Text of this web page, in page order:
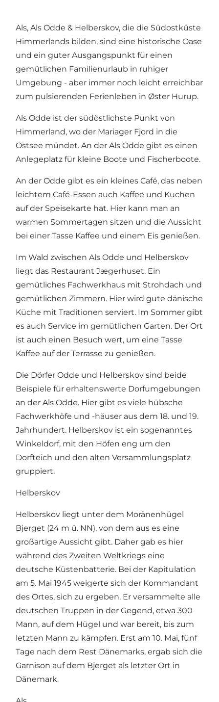
Als, Als Odde & Helberskov, die die Südostküste
Himmerlands bilden, sind eine historische Oase
und ein guter Ausgangspunkt für einen
gemütlichen Familienurlaub in ruhiger
Umgebung - aber immer noch leicht erreichbar
zum pulsierenden Ferienleben in Øster Hurup.
Als Odde ist der südöstlichste Punkt von
Himmerland, wo der Mariager Fjord in die
Ostsee mündet. An der Als Odde gibt es einen
Anlegeplatz für kleine Boote und Fischerboote.
An der Odde gibt es ein kleines Café, das neben
leichtem Café-Essen auch Kaffee und Kuchen
auf der Speisekarte hat. Hier kann man an
warmen Sommertagen sitzen und die Aussicht
bei einer Tasse Kaffee und einem Eis genießen.
Im Wald zwischen Als Odde und Helberskov
liegt das Restaurant Jægerhuset. Ein
gemütliches Fachwerkhaus mit Strohdach und
gemütlichen Zimmern. Hier wird gute dänische
Küche mit Traditionen serviert. Im Sommer gibt
es auch Service im gemütlichen Garten. Der Ort
ist auch einen Besuch wert, um eine Tasse
Kaffee auf der Terrasse zu genießen.
Die Dörfer Odde und Helberskov sind beide
Beispiele für erhaltenswerte Dorfumgebungen
an der Als Odde. Hier gibt es viele hübsche
Fachwerkhöfe und -häuser aus dem 18. und 19.
Jahrhundert. Helberskov ist ein sogenanntes
Winkeldorf, mit den Höfen eng um den
Dorfteich und den alten Versammlungsplatz
gruppiert.
Helberskov
Helberskov liegt unter dem Moränenhügel
Bjerget (24 m ü. NN), von dem aus es eine
großartige Aussicht gibt. Daher gab es hier
während des Zweiten Weltkriegs eine
deutsche Küstenbatterie. Bei der Kapitulation
am 5. Mai 1945 weigerte sich der Kommandant
des Ortes, sich zu ergeben. Er versammelte alle
deutschen Truppen in der Gegend, etwa 300
Mann, auf dem Hügel und war bereit, bis zum
letzten Mann zu kämpfen. Erst am 10. Mai, fünf
Tage nach dem Rest Dänemarks, ergab sich die
Garnison auf dem Bjerget als letzter Ort in
Dänemark.